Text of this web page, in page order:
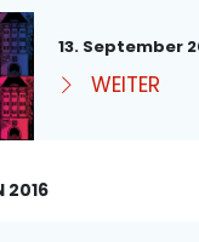
13. September
WEITER
2016